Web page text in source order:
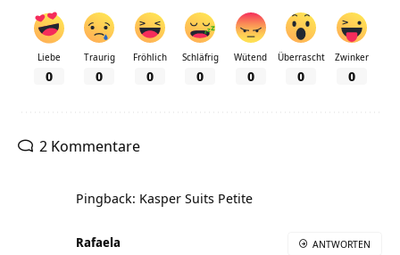
Liebe
0
Traurig
0
Fröhlich
0
Schläfrig
0
Wütend
0
Überrascht
0
Zwinker
0
2 Kommentare
Pingback: Kasper Suits Petite
Rafaela ANTWORTEN